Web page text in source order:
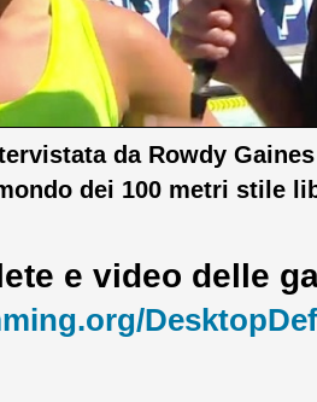
da Rowdy
dei 100 metri stile
e video delle